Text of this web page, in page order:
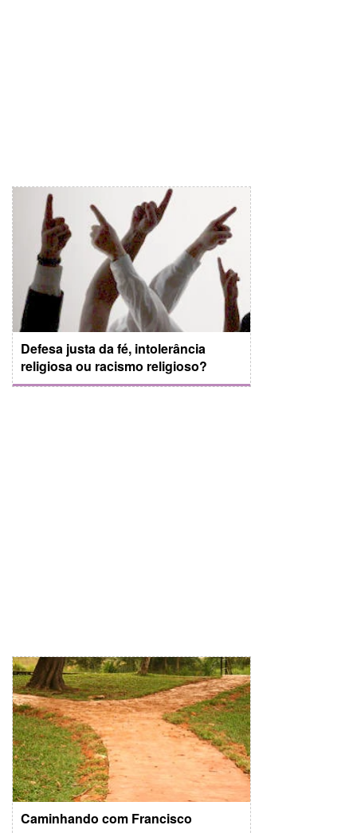
Defesa justa da fé, intolerância
religiosa ou racismo religioso?
Caminhando com Francisco